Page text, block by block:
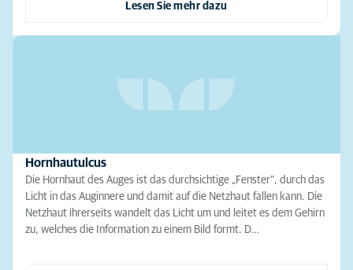
Lesen Sie mehr dazu
Hornhautulcus
Die Hornhaut des Auges ist das durchsichtige „Fenster“, durch das
Licht in das Auginnere und damit auf die Netzhaut fallen kann. Die
Netzhaut ihrerseits wandelt das Licht um und leitet es dem Gehirn
zu, welches die Information zu einem Bild formt. D…